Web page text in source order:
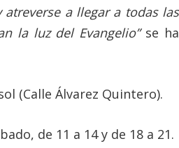
a llegar a todas las
la luz del Evangelio”se ha
(Calle Álvarez Quintero).
de 11 a 14 y de 18 a 21.